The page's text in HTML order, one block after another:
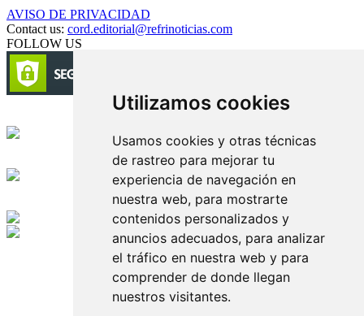
Utilizamos cookies
Usamos cookies y otras técnicas
de rastreo para mejorar tu
experiencia de navegación en
nuestra web, para mostrarte
contenidos personalizados y
anuncios adecuados, para analizar
el tráfico en nuestra web y para
comprender de donde llegan
nuestros visitantes.
AVISO DE PRIVACIDAD
Contact us: cord.editorial@refrinoticias.com
FOLLOW US
Edición digital con tecnología
Playa Revolcadero 222 Col. Reforma Iztaccihuatl Norte C.P. 08810
CIUDAD DE MEXICO
Conmutador CIUDAD DE MEXICO (+52) 555 740 4476, 555 740
© 2000-2026 BURO DE MERCADOTECNIA DEL CENTRO,